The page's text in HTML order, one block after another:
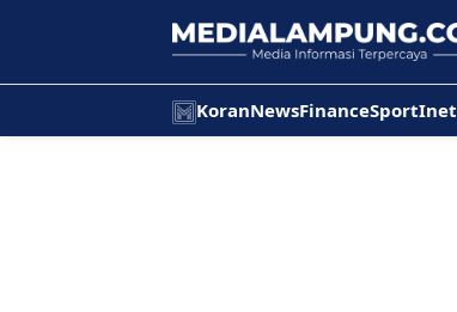
KoranNewsFinanceSportInet